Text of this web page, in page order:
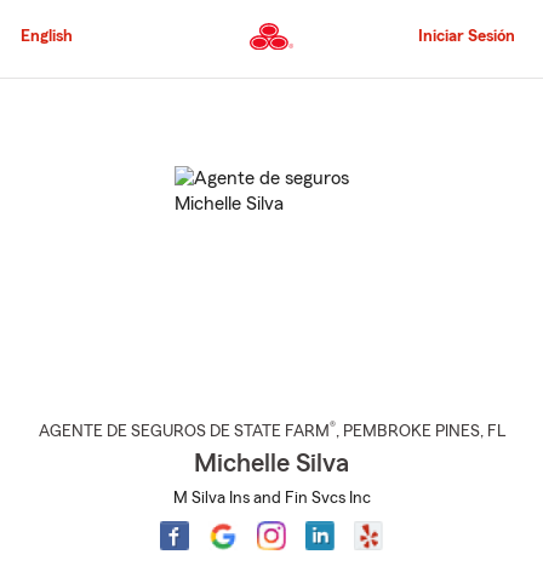
al
principal
English Iniciar Sesión
AGENTE DE SEGUROS DE STATE FARM®, PEMBROKE PINES, FL
Michelle Silva
M Silva Ins and Fin Svcs Inc